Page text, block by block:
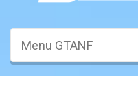
Menu GTANF